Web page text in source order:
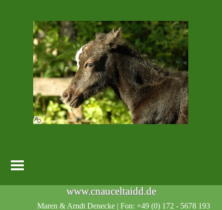
Menü überspringen
www.cnauceltaidd.de
Maren & Arndt Denecke | Fon: +49 (0) 172 - 5678 193